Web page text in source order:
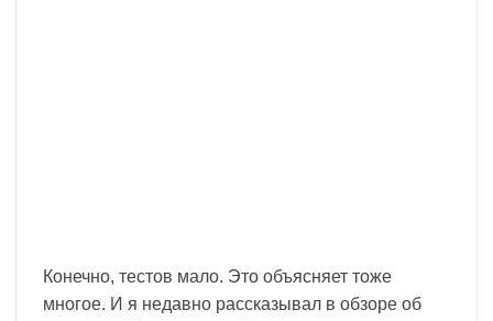
Конечно, тестов мало. Это объясняет тоже
многое. И я недавно рассказывал в обзоре об